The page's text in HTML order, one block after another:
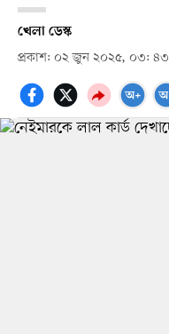
খেলা ডেস্ক
প্রকাশ: ০২ জুন ২০২৫, ০৩: ৪৩